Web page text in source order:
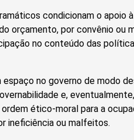
condicionam o apoio
orçamento, por convênio ou
no conteúdo das
no governo de modo
e,
ético-moral para a
ineficiência ou malfeitos.